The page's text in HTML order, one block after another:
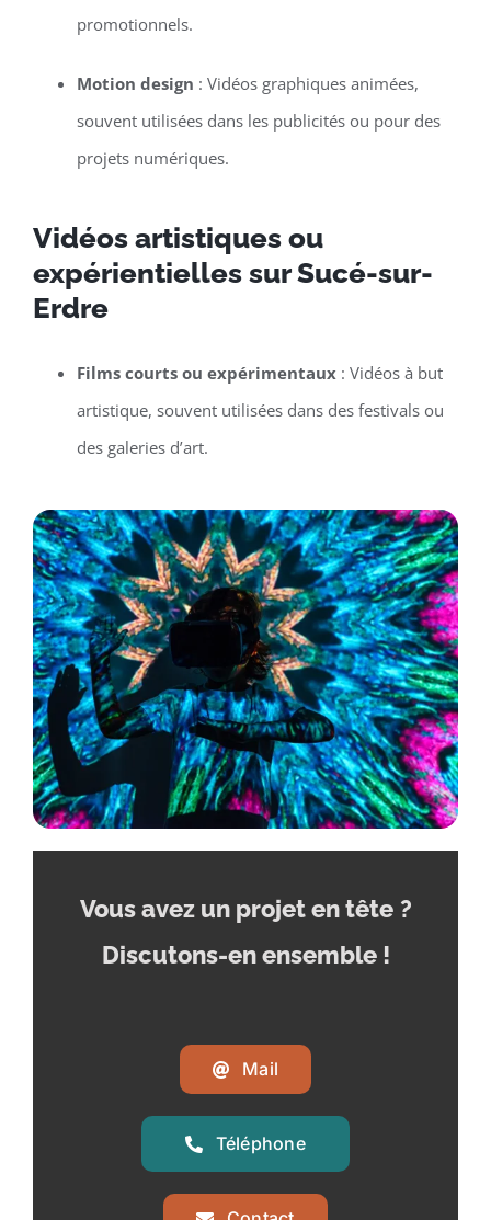
promotionnels.
Motion design : Vidéos graphiques animées,
souvent utilisées dans les publicités ou pour des
projets numériques.
Vidéos artistiques ou
expérientielles sur Sucé-sur-
Erdre
Films courts ou expérimentaux: Vidéos à but
artistique, souvent utilisées dans des festivals ou
des galeries d’art.
Vous avez un projet en tête ?
Discutons-en ensemble !
Mail
Téléphone